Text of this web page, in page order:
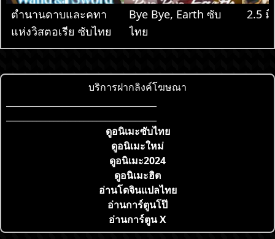
ตำนานดาบและคทา
แห่งวิสตอเรีย ซับไทย
Bye Bye, Earth ซับ
ไทย
2.5
บริการฝากลิงค์โฆษณา
ดูอนิเมะซับไทย
ดูอนิเมะใหม่
ดูอนิเมะ2024
ดูอนิเมะฮิต
อ่านโดจินแปลไทย
อ่านการ์ตูนโป๊
อ่านการ์ตูน X